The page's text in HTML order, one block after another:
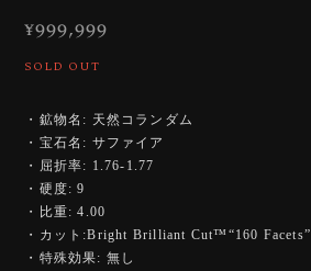
¥999,999
SOLD OUT
・鉱物名: 天然コランダム
・宝石名: サファイア
・屈折率: 1.76-1.77
・硬度: 9
・比重: 4.00
・カット:Bright Brilliant Cut™️“160 Facets”
・特殊効果: 無し